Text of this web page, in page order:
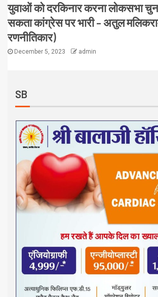
युवाओं को दरकिनार करना लोकसभा
सकता कांग्रेस पर भारी – अतुल
रणनीतिकार)
December 5, 2023 admin
SB